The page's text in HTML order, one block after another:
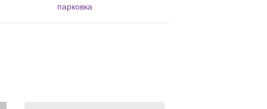
парковка